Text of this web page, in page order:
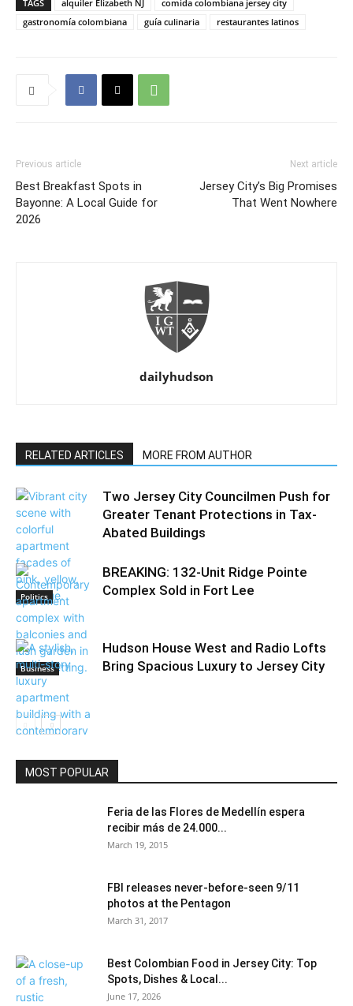
TAGS alquiler Elizabeth NJ
comida colombiana jersey city
gastronomía colombiana
guía culinaria restaurantes latinos
Previous article
Best Breakfast Spots in
Bayonne: A Local Guide for
2026
Next article
Jersey City’s Big Promises
That Went Nowhere
dailyhudson
RELATED ARTICLES MORE FROM AUTHOR
Politics
Two Jersey City Councilmen Push for
Greater Tenant Protections in Tax-
Abated Buildings
Business
BREAKING: 132-Unit Ridge Pointe
Complex Sold in Fort Lee
Hudson House West and Radio Lofts
Bring Spacious Luxury to Jersey City
MOST POPULAR
Feria de las Flores de Medellín espera
recibir más de 24.000...
March 19, 2015
FBI releases never-before-seen 9/11
photos at the Pentagon
March 31, 2017
Best Colombian Food in Jersey City: Top
Spots, Dishes & Local...
June 17, 2026